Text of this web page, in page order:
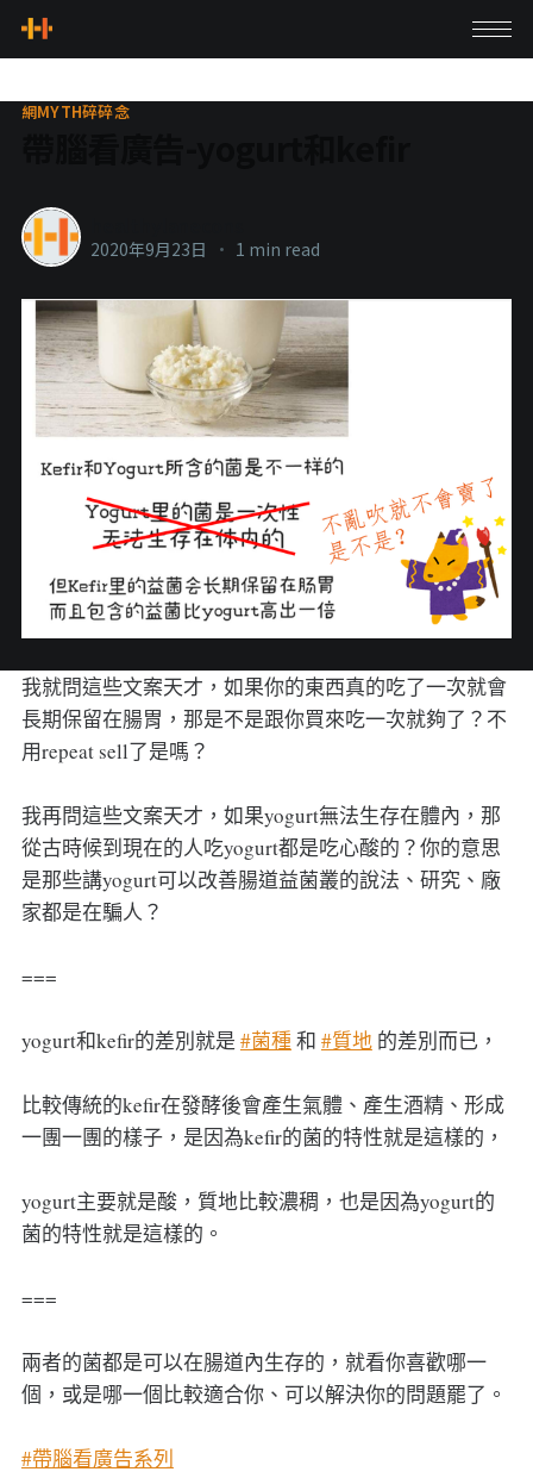
網MYTH碎碎念
2020年9月23日 • 1 min read
我就問這些文案天才，如果你的東西真的吃了一次就會
長期保留在腸胃，那是不是跟你買來吃一次就夠了？不
用repeat sell了是嗎？
我再問這些文案天才，如果yogurt無法生存在體內，那
從古時候到現在的人吃yogurt都是吃心酸的？你的意思
是那些講yogurt可以改善腸道益菌叢的說法、研究、廠
家都是在騙人？
===
yogurt和kefir的差別就是 #菌種 和 #質地的差別而已，
比較傳統的kefir在發酵後會產生氣體、產生酒精、形成
一團一團的樣子，是因為kefir的菌的特性就是這樣的，
yogurt主要就是酸，質地比較濃稠，也是因為yogurt的
菌的特性就是這樣的。
===
兩者的菌都是可以在腸道內生存的，就看你喜歡哪一
個，或是哪一個比較適合你、可以解決你的問題罷了。
#帶腦看廣告系列